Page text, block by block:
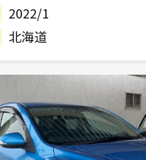
2022/1
北海道